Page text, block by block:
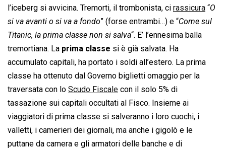
e
b
o
o
k
t
s
A
p
p
k
e
d
I
n
e
a
d
s
i
l
y
L
i
n
k
n
t
l’iceberg si avvicina. Tremorti, il trombonista, ci rassicura “O
si va avanti o si va a fondo” (forse entrambi…) e “Come sul
Titanic, la prima classe non si salva“. E’ l’ennesima balla
tremortiana. La prima classe si è già salvata. Ha
accumulato capitali, ha portato i soldi all’estero. La prima
classe ha ottenuto dal Governo biglietti omaggio per la
traversata con lo Scudo Fiscale con il solo 5% di
tassazione sui capitali occultati al Fisco. Insieme ai
viaggiatori di prima classe si salveranno i loro cuochi, i
valletti, i camerieri dei giornali, ma anche i gigolò e le
puttane da camera e gli armatori delle banche e di